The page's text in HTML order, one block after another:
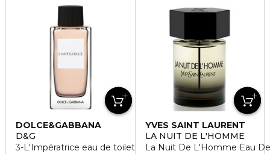
DOLCE&GABBANA
D&G
3-L'Impératrice eau de toilette
YVES SAINT LAURENT
LA NUIT DE L'HOMME
La Nuit De L'Homme Eau